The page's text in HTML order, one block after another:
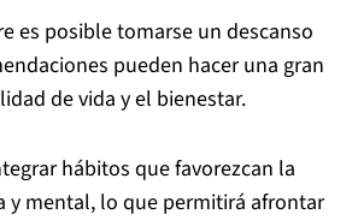
es posible tomarse un descanso
pueden hacer una gran
de vida y el bienestar.
hábitos que favorezcan la
y mental, lo que permitirá afrontar